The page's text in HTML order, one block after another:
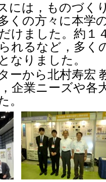
には，ものづく
くの方々に本学
けました。約１
れるなど，多く
なりました。
ーから北村寿宏
企業ニーズや各
。